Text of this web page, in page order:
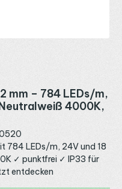
mm – 784 LEDs/m,
4000K,
784 LEDs/m, 24V und 18
✓ punktfrei ✓ IP33 für
entdecken